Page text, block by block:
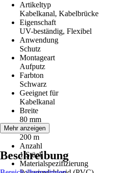
Artikeltyp
Kabelkanal, Kabelbrücke
Eigenschaft
UV-beständig, Flexibel
Anwendung
Schutz
Montageart
Aufputz
Farbton
Schwarz
Geeignet für
Kabelkanal
Breite
80 mm
Länge
200 m
Anzahl
1 Stück
Materialspezifizierung
Mehr anzeigen
Beschreibung